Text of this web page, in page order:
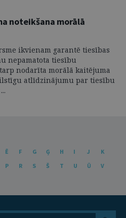
noteikšana morālā
ikvienam garantē tiesības
nepamatota tiesību
nodarīta morālā kaitējuma
atlīdzinājumu par tiesību
Ē F G Ģ H I J
K
P R S Š T U Ū
V